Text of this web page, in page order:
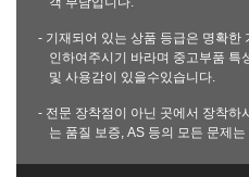
- 기재되어 있는 상품 등급은 명확한
인하여주시기 바라며 중고부품 특
및 사용감이 있을수있습니다.
- 전문 장착점이 아닌 곳에서 장착하
는 품질 보증, AS 등의 모든 문제